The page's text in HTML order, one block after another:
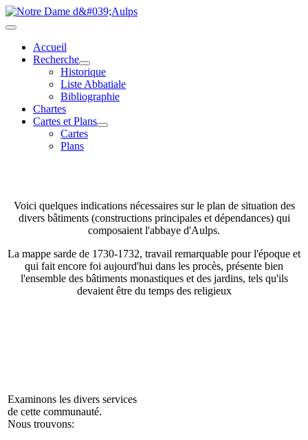
Accueil
Recherche
Historique
Liste Abbatiale
Bibliographie
Chartes
Cartes et Plans
Cartes
Plans
Voici quelques indications nécessaires sur le plan de situation des
divers bâtiments (constructions principales et dépendances) qui
composaient l'abbaye d'Aulps.
La mappe sarde de 1730-1732, travail remarquable pour l'époque et
qui fait encore foi aujourd'hui dans les procès, présente bien
l'ensemble des bâtiments monastiques et des jardins, tels qu'ils
devaient être du temps des religieux
Examinons les divers services
de cette communauté.
Nous trouvons: